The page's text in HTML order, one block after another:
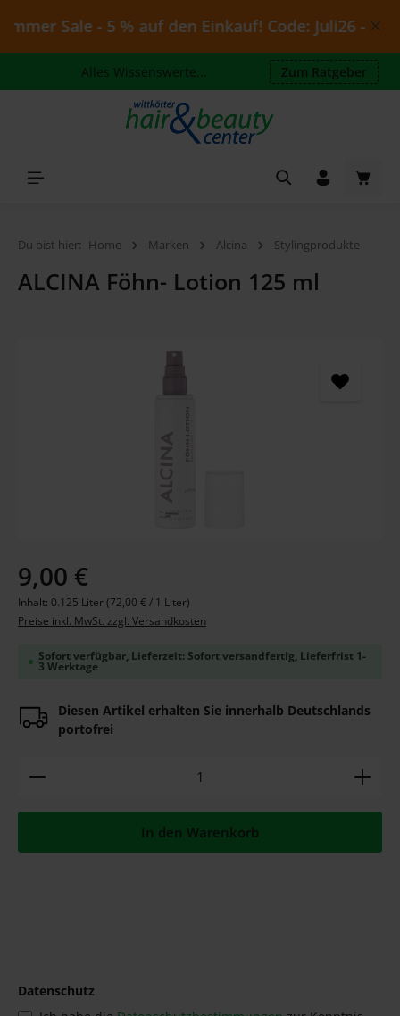
Zum Hauptinhalt springen
Sale - 5 % auf den Einkauf! Code: Juli26 -
Alles Wissenswerte... Zum Ratgeber
Du bist hier: Home Marken Alcina Stylingprodukte
ALCINA Föhn- Lotion 125 ml
Bildergalerie überspringen
Regulärer Preis:
9,00 €
Inhalt: 0.125 Liter(72,00 € / 1 Liter)
Preise inkl. MwSt. zzgl. Versandkosten
Sofort verfügbar, Lieferzeit: Sofort versandfertig, Lieferfrist 1-
3 Werktage
Diesen Artikel erhalten Sie innerhalb Deutschlands
portofrei
Produkt Anzahl: Gib den gewünschten Wert ein
In den Warenkorb
Datenschutz